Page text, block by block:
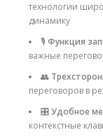
технологии
динамику
🎙Функция
важные
👥
переговоров в
🎛 Удобное
контекстные